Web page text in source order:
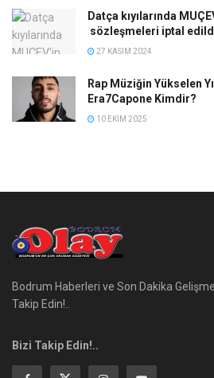
Datça kıyılarında
sözleşmeleri iptal
27 KASIM 2024
Rap Müziğin Yükselen
Era7Capone Kimdir?
10 EKIM 2025
Bodrum Haberleri ve Son Dakika
Takip Edin!..
Bizi Takip Edin!..